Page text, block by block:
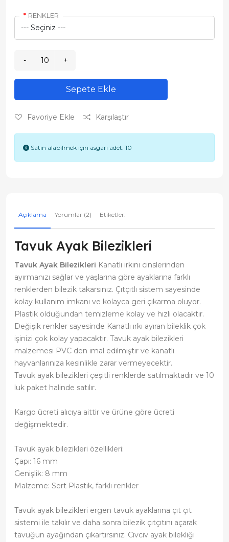
RENKLER
Sepete Ekle
Favoriye Ekle Karşılaştır
Satın alabilmek için asgari adet: 10
Açıklama Yorumlar (2) Etiketler:
Tavuk Ayak Bilezikleri
Tavuk Ayak Bilezikleri Kanatlı ırkını cinslerinden
ayırmanızı sağlar ve yaşlarına göre ayaklarına farklı
renklerden bilezik takarsınız. Çıtçıtlı sistem sayesinde
kolay kullanım imkanı ve kolayca geri çıkarma oluyor.
Plastik olduğundan temizleme kolay ve hızlı olacaktır.
Değişik renkler sayesinde Kanatlı ırkı ayıran bileklik çok
işinizi çok kolay yapacaktır. Tavuk ayak bilezikleri
malzemesi PVC den imal edilmiştir ve kanatlı
hayvanlarınıza kesinlikle zarar vermeyecektir.
Tavuk ayak bilezikleri çeşitli renklerde satılmaktadır ve 10
luk paket halinde satılır.
Kargo ücreti alıcıya aittir ve ürüne göre ücreti
değişmektedir.
Tavuk ayak bilezikleri özellikleri:
Çapı: 16 mm
Genişlik: 8 mm
Malzeme: Sert Plastik, farklı renkler
Tavuk ayak bilezikleri ergen tavuk ayaklarına çıt çıt
sistemi ile takılır ve daha sonra bilezik çıtçıtını açarak
tavuğun ayağından çıkartırsınız. Civciv ayak bilekliği